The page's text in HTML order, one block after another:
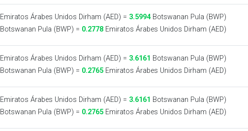
Emiratos Árabes Unidos Dirham (AED) = 3.5994Botswanan Pula (BWP)
Botswanan Pula (BWP) = 0.2778Emiratos Árabes Unidos Dirham (AED)
Emiratos Árabes Unidos Dirham (AED) = 3.6161 Botswanan Pula (BWP)
Botswanan Pula (BWP) = 0.2765Emiratos Árabes Unidos Dirham (AED)
Emiratos Árabes Unidos Dirham (AED) = 3.6161 Botswanan Pula (BWP)
Botswanan Pula (BWP) = 0.2765Emiratos Árabes Unidos Dirham (AED)